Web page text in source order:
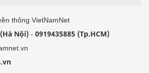
thông VietNamNet
Nội) - 0919435885 (Tp.HCM)